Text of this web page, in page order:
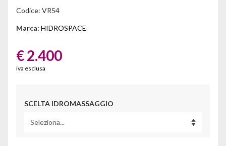
Codice: VR54
Marca: HIDROSPACE
€ 2.400
iva esclusa
SCELTA IDROMASSAGGIO